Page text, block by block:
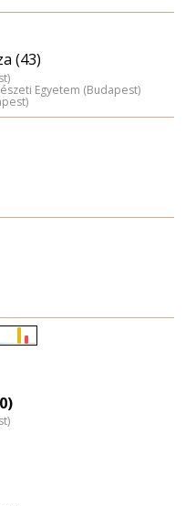
(43)
Egyetem (Budapest)